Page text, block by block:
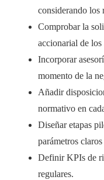
considerando los
Comprobar la
accionarial de los
Incorporar
momento de la
Añadir
normativo en
Diseñar etapas
parámetros
Definir KPIs de
regulares.